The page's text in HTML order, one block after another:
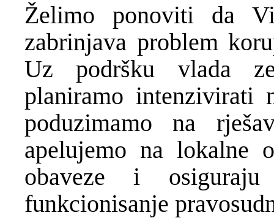
Želimo ponoviti da
zabrinjava problem
Uz podršku vlada
planiramo intenzivirati
poduzimamo na
apelujemo na lokalne
obaveze i osiguraju
funkcionisanje